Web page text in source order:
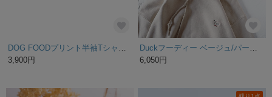
3,900円
6,050円